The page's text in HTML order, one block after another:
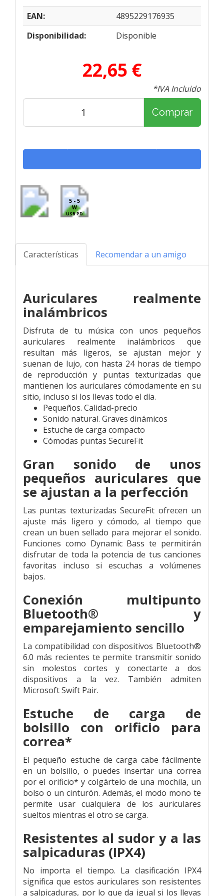
EAN:
4895229176935
Disponibilidad:
Disponible
22,65 €
*IVA Incluido
Comprar
5 - 5
W
USB PD
Características Recomendar a un amigo
Auriculares realmente
inalámbricos
Disfruta de tu música con unos pequeños
auriculares realmente inalámbricos que
resultan más ligeros, se ajustan mejor y
suenan de lujo, con hasta 24 horas de tiempo
de reproducción y puntas texturizadas que
mantienen los auriculares cómodamente en su
sitio, incluso si los llevas todo el día.
Pequeños. Calidad-precio
Sonido natural. Graves dinámicos
Estuche de carga compacto
Cómodas puntas SecureFit
Gran sonido de unos
pequeños auriculares que
se ajustan a la perfección
Las puntas texturizadas SecureFit ofrecen un
ajuste más ligero y cómodo, al tiempo que
crean un buen sellado para mejorar el sonido.
Funciones como Dynamic Bass te permitirán
disfrutar de toda la potencia de tus canciones
favoritas incluso si escuchas a volúmenes
bajos.
Conexión multipunto
Bluetooth® y
emparejamiento sencillo
La compatibilidad con dispositivos Bluetooth®
6.0 más recientes te permite transmitir sonido
sin molestos cortes y conectarte a dos
dispositivos a la vez. También admiten
Microsoft Swift Pair.
Estuche de carga de
bolsillo con orificio para
correa*
El pequeño estuche de carga cabe fácilmente
en un bolsillo, o puedes insertar una correa
por el orificio* y colgártelo de una mochila, un
bolso o un cinturón. Además, el modo mono te
permite usar cualquiera de los auriculares
sueltos mientras el otro se carga.
Resistentes al sudor y a las
salpicaduras (IPX4)
No importa el tiempo. La clasificación IPX4
significa que estos auriculares son resistentes
a salpicaduras, por lo que da igual si los llevas